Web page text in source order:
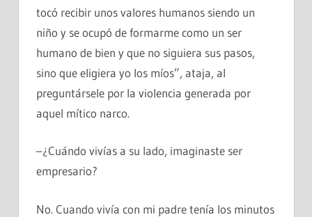
tocó recibir unos valores humanos siendo un
niño y se ocupó de formarme como un ser
humano de bien y que no siguiera sus pasos,
sino que eligiera yo los míos”, ataja, al
preguntársele por la violencia generada por
aquel mítico narco.
–¿Cuándo vivías a su lado, imaginaste ser
empresario?
No. Cuando vivía con mi padre tenía los minutos